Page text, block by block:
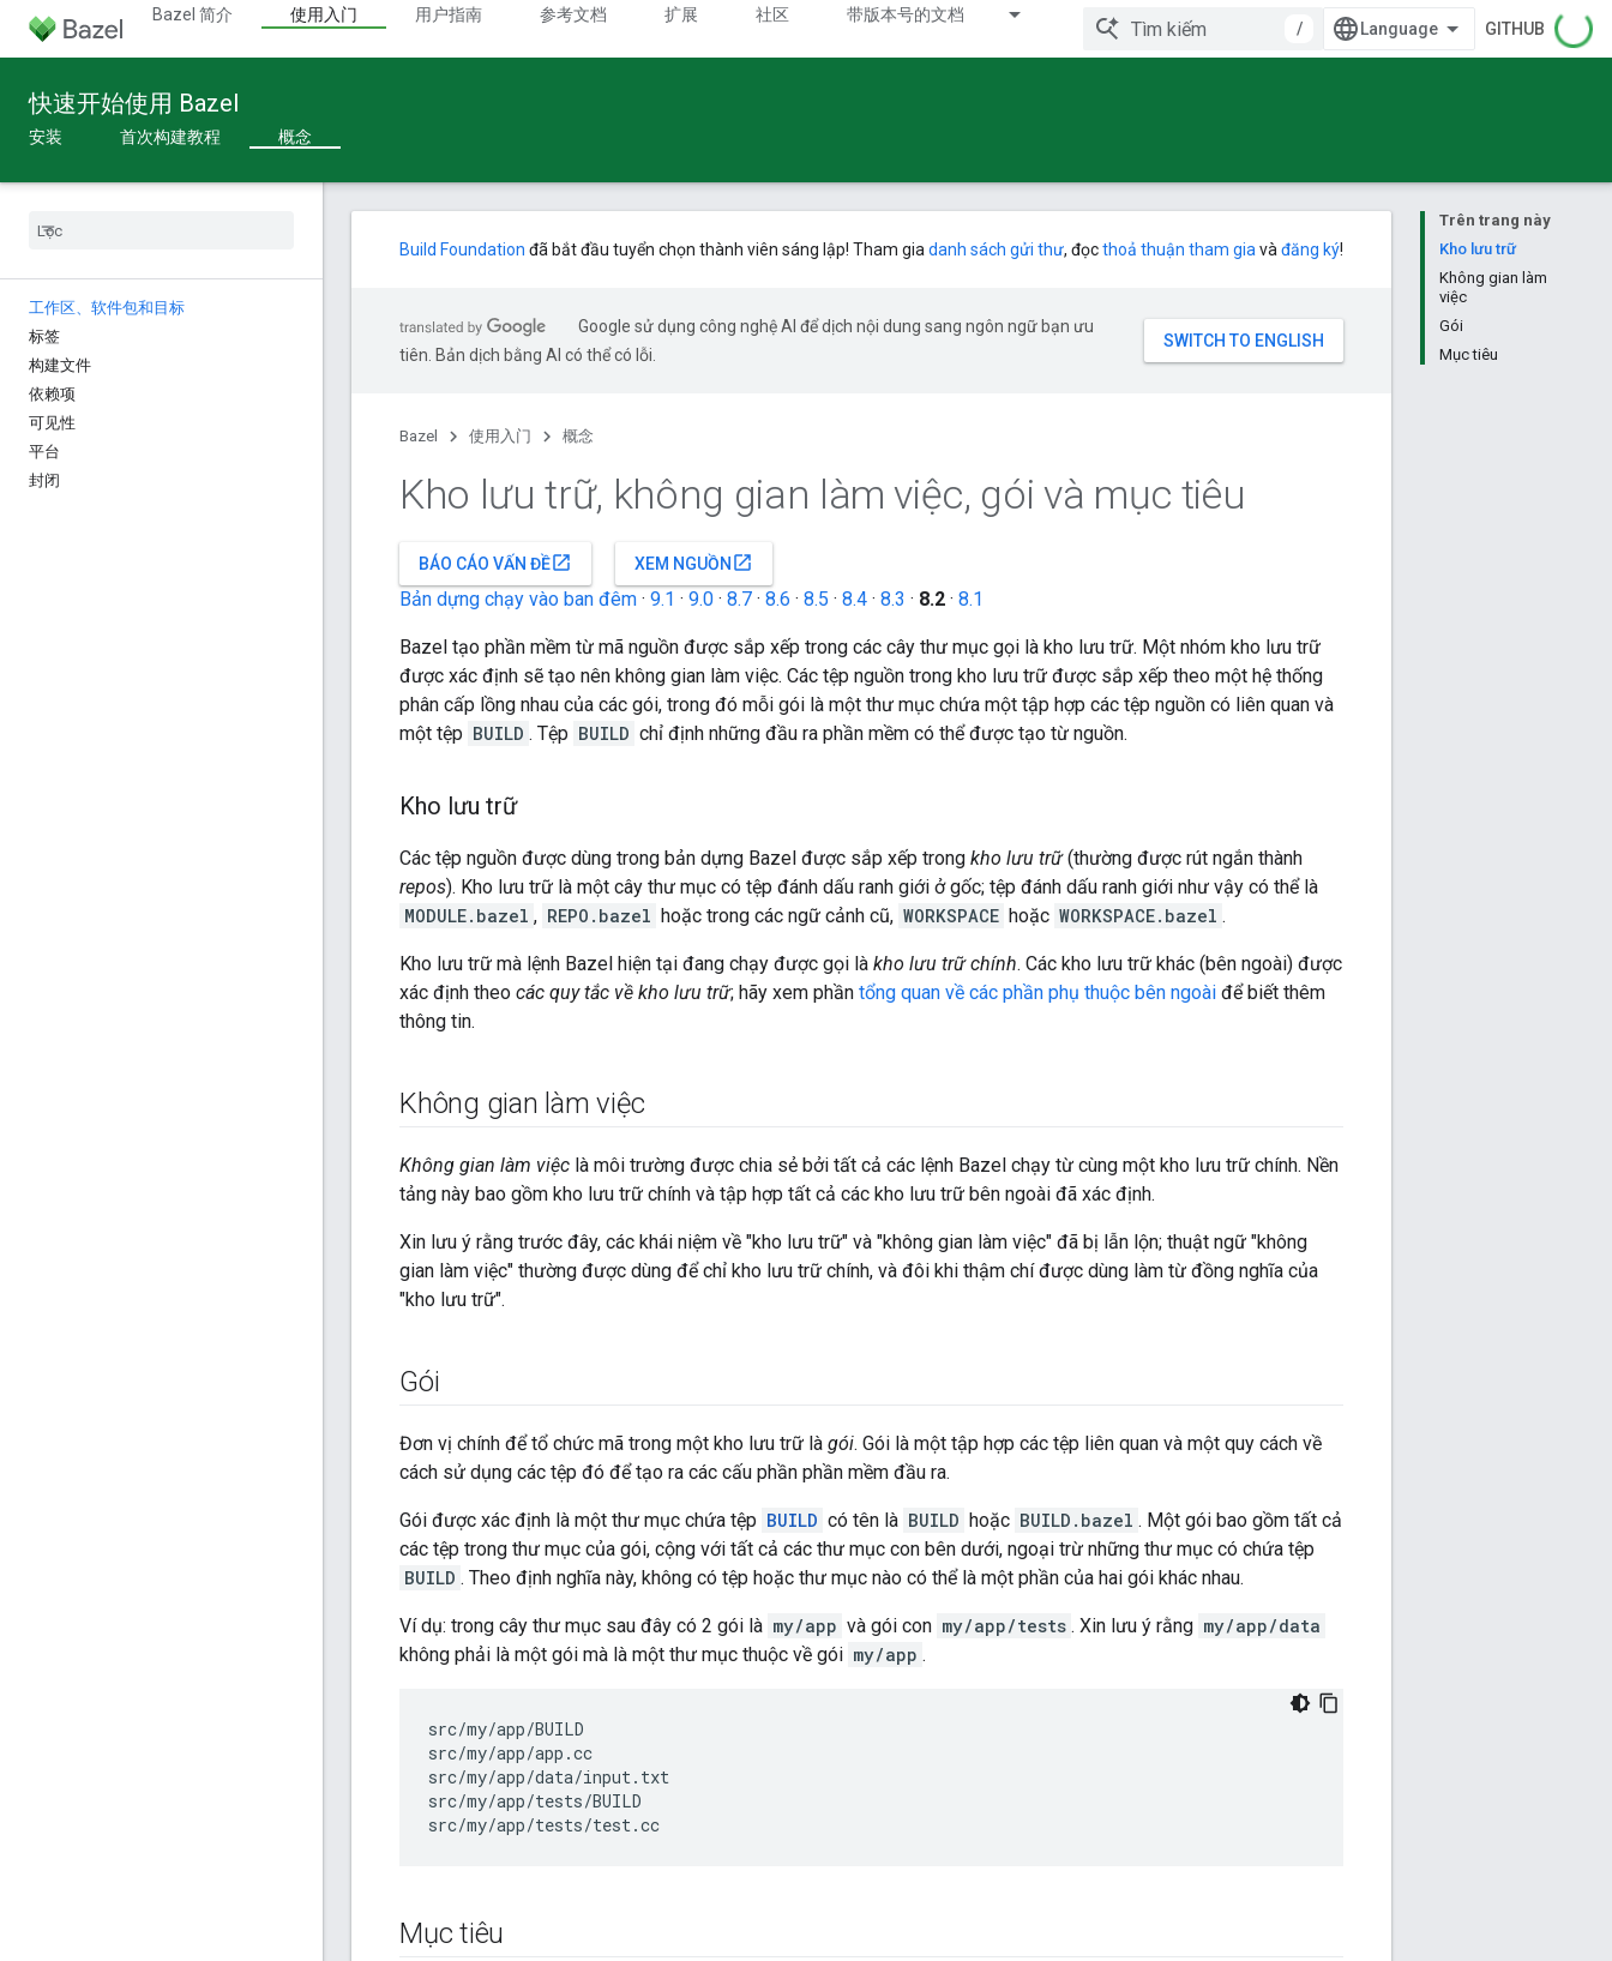
Bazel 简介 使用入门 用户指南 参考文档 扩展 社区 带版本号的文档
/ GITHUB
快速开始使用 Bazel
安装 首次构建教程 概念
工作区、软件包和目标
标签
构建文件
依赖项
可见性
平台
封闭
Trên trang này
Kho lưu trữ
Không gian làm
việc
Gói
Mục tiêu
Build Foundation đã bắt đầu tuyển chọn thành viên sáng lập! Tham gia danh sách gửi thư, đọcthoả thuận tham gia và đăng ký!
Google sử dụng công nghệ AI để dịch nội dung sang ngôn ngữ bạn ưu
tiên. Bản dịch bằng AI có thể có lỗi.
Bazel 使用入门 概念
Kho lưu trữ, không gian làm việc, gói và mục tiêu
BÁO CÁO VẤN ĐỀopen_in_new XEM NGUỒN open_in_new
Bản dựng chạy vào ban đêm · 9.1 · 9.0 · 8.7 · 8.6 · 8.5 · 8.4 · 8.3 · 8.2 · 8.1
Bazel tạo phần mềm từ mã nguồn được sắp xếp trong các cây thư mục gọi là kho lưu trữ. Một nhóm kho lưu trữ
được xác định sẽ tạo nên không gian làm việc. Các tệp nguồn trong kho lưu trữ được sắp xếp theo một hệ thống
phân cấp lồng nhau của các gói, trong đó mỗi gói là một thư mục chứa một tập hợp các tệp nguồn có liên quan và
một tệp BUILD . Tệp BUILD chỉ định những đầu ra phần mềm có thể được tạo từ nguồn.
Kho lưu trữ
Các tệp nguồn được dùng trong bản dựng Bazel được sắp xếp trong kho lưu trữ(thường được rút ngắn thành
repos). Kho lưu trữ là một cây thư mục có tệp đánh dấu ranh giới ở gốc; tệp đánh dấu ranh giới như vậy có thể là
MODULE.bazel , REPO.bazel hoặc trong các ngữ cảnh cũ, WORKSPACE hoặc WORKSPACE.bazel .
Kho lưu trữ mà lệnh Bazel hiện tại đang chạy được gọi là kho lưu trữ chính. Các kho lưu trữ khác (bên ngoài) được
xác định theo các quy tắc về kho lưu trữ; hãy xem phần tổng quan về các phần phụ thuộc bên ngoài để biết thêm
thông tin.
Không gian làm việc
Không gian làm việc là môi trường được chia sẻ bởi tất cả các lệnh Bazel chạy từ cùng một kho lưu trữ chính. Nền
tảng này bao gồm kho lưu trữ chính và tập hợp tất cả các kho lưu trữ bên ngoài đã xác định.
Xin lưu ý rằng trước đây, các khái niệm về "kho lưu trữ" và "không gian làm việc" đã bị lẫn lộn; thuật ngữ "không
gian làm việc" thường được dùng để chỉ kho lưu trữ chính, và đôi khi thậm chí được dùng làm từ đồng nghĩa của
"kho lưu trữ".
Gói
Đơn vị chính để tổ chức mã trong một kho lưu trữ là gói. Gói là một tập hợp các tệp liên quan và một quy cách về
cách sử dụng các tệp đó để tạo ra các cấu phần phần mềm đầu ra.
Gói được xác định là một thư mục chứa tệp BUILD có tên là BUILD hoặc BUILD.bazel . Một gói bao gồm tất cả
các tệp trong thư mục của gói, cộng với tất cả các thư mục con bên dưới, ngoại trừ những thư mục có chứa tệp
BUILD . Theo định nghĩa này, không có tệp hoặc thư mục nào có thể là một phần của hai gói khác nhau.
Ví dụ: trong cây thư mục sau đây có 2 gói là my/app và gói con my/app/tests . Xin lưu ý rằng my/app/data
không phải là một gói mà là một thư mục thuộc về gói my/app .
src/my/app/BUILD
src/my/app/app.cc
src/my/app/data/input.txt
src/my/app/tests/BUILD
Mục tiêu